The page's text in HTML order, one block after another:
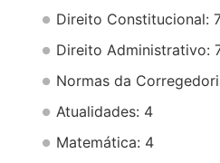
Direito Constitucional:
Direito Administrativo:
Normas da
Atualidades: 4
Matemática: 4